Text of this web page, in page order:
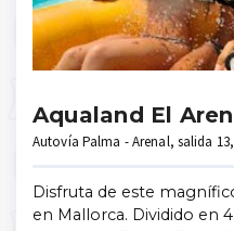
Aqualand El
Autovía Palma - Arenal, salida
Disfruta de este
en Mallorca. Dividido en